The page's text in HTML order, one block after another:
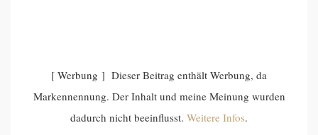
[ Werbung ] Dieser Beitrag enthält Werbung, da
Markennennung. Der Inhalt und meine Meinung wurden
dadurch nicht beeinflusst. Weitere Infos.